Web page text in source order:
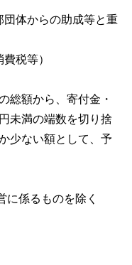
団体からの助成等と重
税等）
総額から、寄付金・
未満の端数を切り捨
少ない額として、予
に係るものを除く